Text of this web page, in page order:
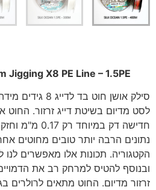
Jigging X8 PE Line – 1.5PE
לסט מדיום בשיטת דייג זרזור. החוט
נתונים הרבה יותר טובים מחוטים
הקטגוריה. תכונות אלו מאפשרים לנו
ובנוסף להטיס למרחק רב את
זרזור מדיום. החוט מתאים לרולרים בגודל 4000 ו